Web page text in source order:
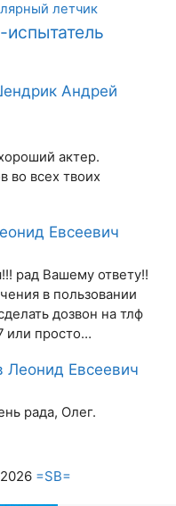
летчик
Андрей
актер.
во всех твоих
Евсеевич
рад Вашему ответу!!
в пользовании
дозвон на тлф
просто…
Леонид Евсеевич
рада, Олег.
=SB=